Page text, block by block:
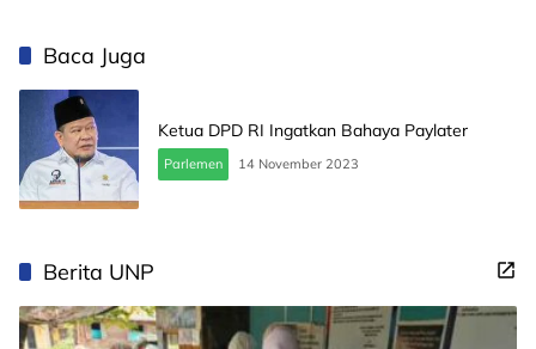
Baca Juga
Ketua DPD RI Ingatkan Bahaya Paylater
Parlemen 14 November 2023
Berita UNP